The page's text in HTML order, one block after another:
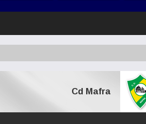
Cd Mafra